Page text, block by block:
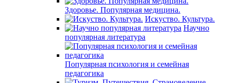
Здоровье. Популярная медицина.
Искуство. Культура.
Научно
популярная литература
Популярная психология и семейная
педагогика